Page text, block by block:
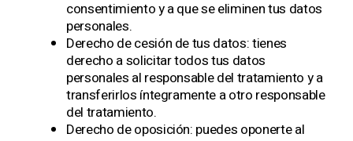
consentimiento y a que se eliminen tus datos
personales.
Derecho de cesión de tus datos: tienes
derecho a solicitar todos tus datos
personales al responsable del tratamiento y a
transferirlos íntegramente a otro responsable
del tratamiento.
Derecho de oposición: puedes oponerte al